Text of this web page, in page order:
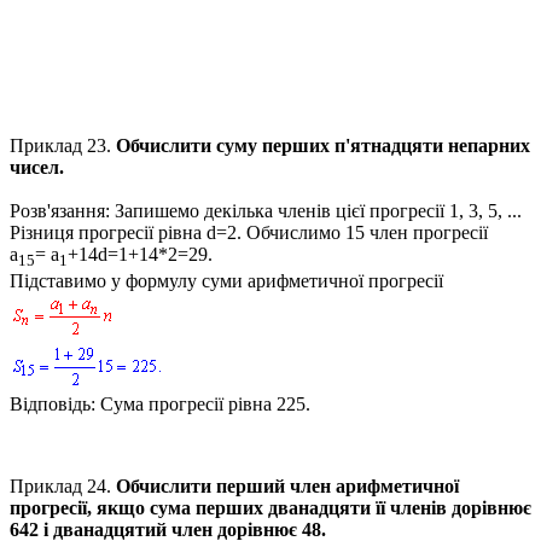
Приклад 23. Обчислити суму перших п'ятнадцяти непарних
чисел.
Розв'язання: Запишемо декілька членів цієї прогресії 1, 3, 5, ...
Різниця прогресії рівна d=2. Обчислимо 15 член прогресії
а15= а1+14d=1+14*2=29.
Підставимо у формулу суми арифметичної прогресії
Відповідь: Сума прогресії рівна 225.
Приклад 24. Обчислити перший член арифметичної
прогресії, якщо сума перших дванадцяти її членів дорівнює
642 і дванадцятий член дорівнює 48.